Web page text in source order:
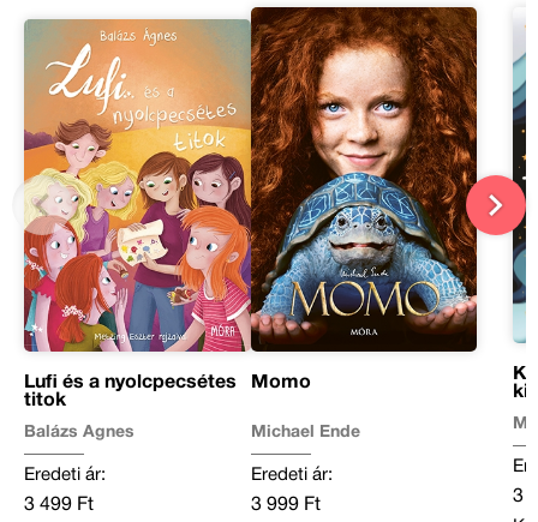
Lufi és a nyolcpecsétes
titok
Balázs Ágnes
Eredeti ár:
3 499 Ft
Momo
Michael Ende
Eredeti ár:
3 999 Ft
3